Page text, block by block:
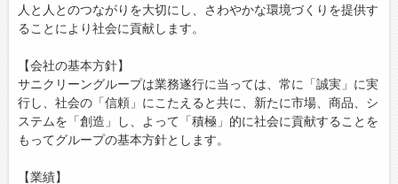
人と人とのつながりを大切にし、さわやかな環境づくりを提供す
ることにより社会に貢献します。
【会社の基本方針】
サニクリーングループは業務遂行に当っては、常に「誠実」に実
行し、社会の「信頼」にこたえると共に、新たに市場、商品、シ
ステムを「創造」し、よって「積極」的に社会に貢献することを
もってグループの基本方針とします。
【業績】